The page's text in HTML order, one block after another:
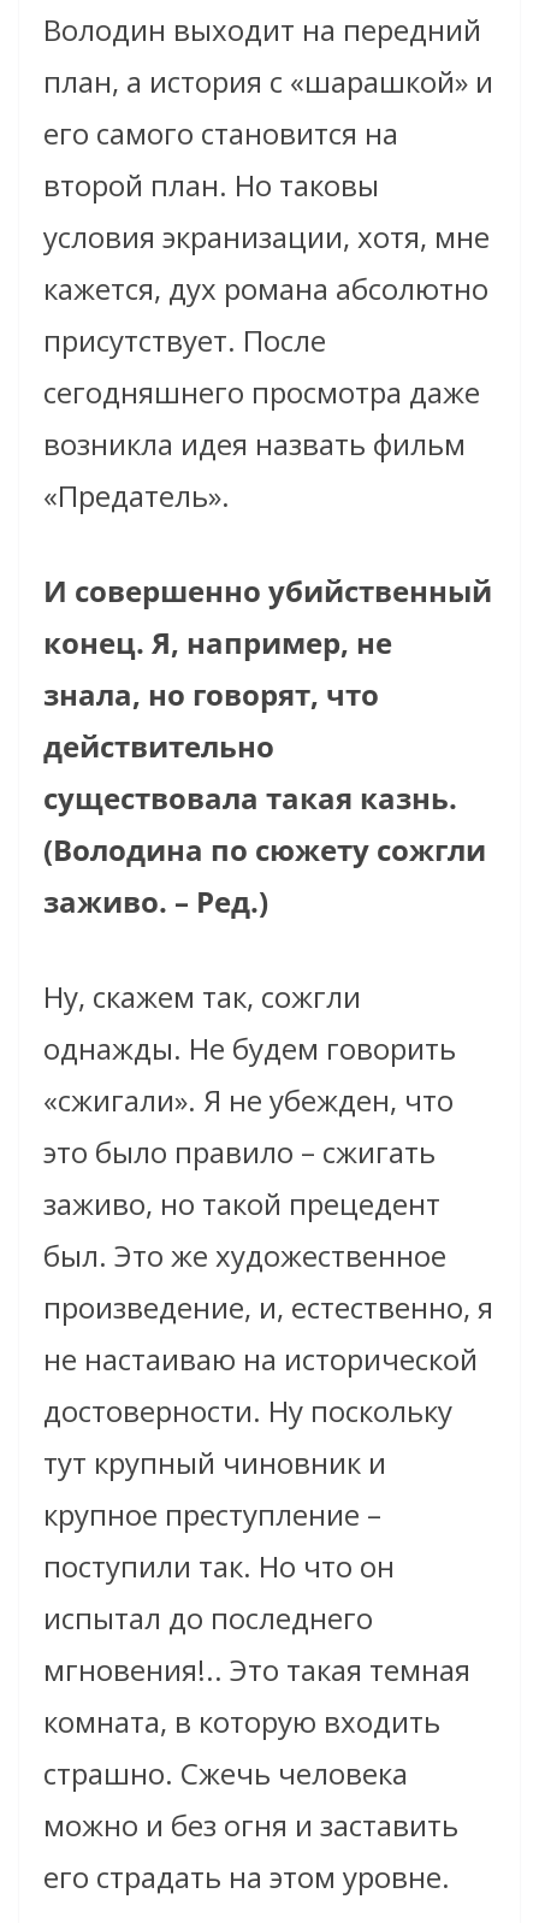
Володин выходит на передний
план, а история с «шарашкой» и
его самого становится на
второй план. Но таковы
условия экранизации, хотя, мне
кажется, дух романа абсолютно
присутствует. После
сегодняшнего просмотра даже
возникла идея назвать фильм
«Предатель».
И совершенно убийственный
конец. Я, например, не
знала, но говорят, что
действительно
существовала такая казнь.
(Володина по сюжету сожгли
заживо. – Ред.)
Ну, скажем так, сожгли
однажды. Не будем говорить
«сжигали». Я не убежден, что
это было правило – сжигать
заживо, но такой прецедент
был. Это же художественное
произведение, и, естественно, я
не настаиваю на исторической
достоверности. Ну поскольку
тут крупный чиновник и
крупное преступление –
поступили так. Но что он
испытал до последнего
мгновения!.. Это такая темная
комната, в которую входить
страшно. Сжечь человека
можно и без огня и заставить
его страдать на этом уровне.